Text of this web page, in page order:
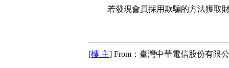
若發現會員採用欺騙的方法獲取
[樓 主] From：臺灣中華電信股份有限